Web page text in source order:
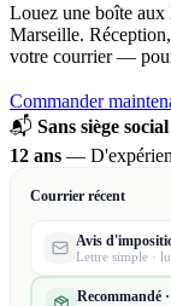
Louez une boîte aux
Marseille.
votre courrier —
Commander
📬 Sans siège social
12 ans —
Courrier récent
Avis
Lettre simple · lu
Recommandé ·